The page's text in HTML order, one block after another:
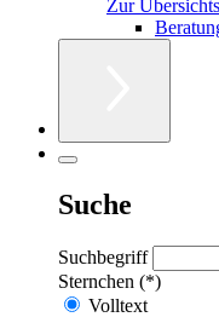
Zur
Suche
Suchbegriff
Sternchen (*)
Volltext